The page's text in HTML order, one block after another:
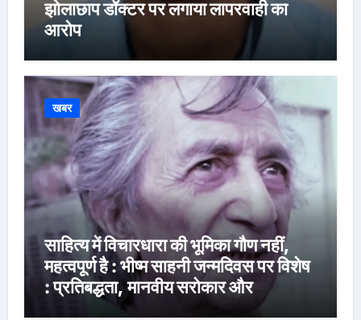
झोलाछाप डॉक्टर पर लगाया लापरवाही का
आरोप
खबर
साहित्य में विचारधारा की भूमिका गौण नहीं,
महत्वपूर्ण है : भीष्म साहनी जन्मदिवस पर विशेष
: प्रतिबद्धता, मानवीय सरोकार और
रचनात्मक स्वतंत्रता के साहित्यकार